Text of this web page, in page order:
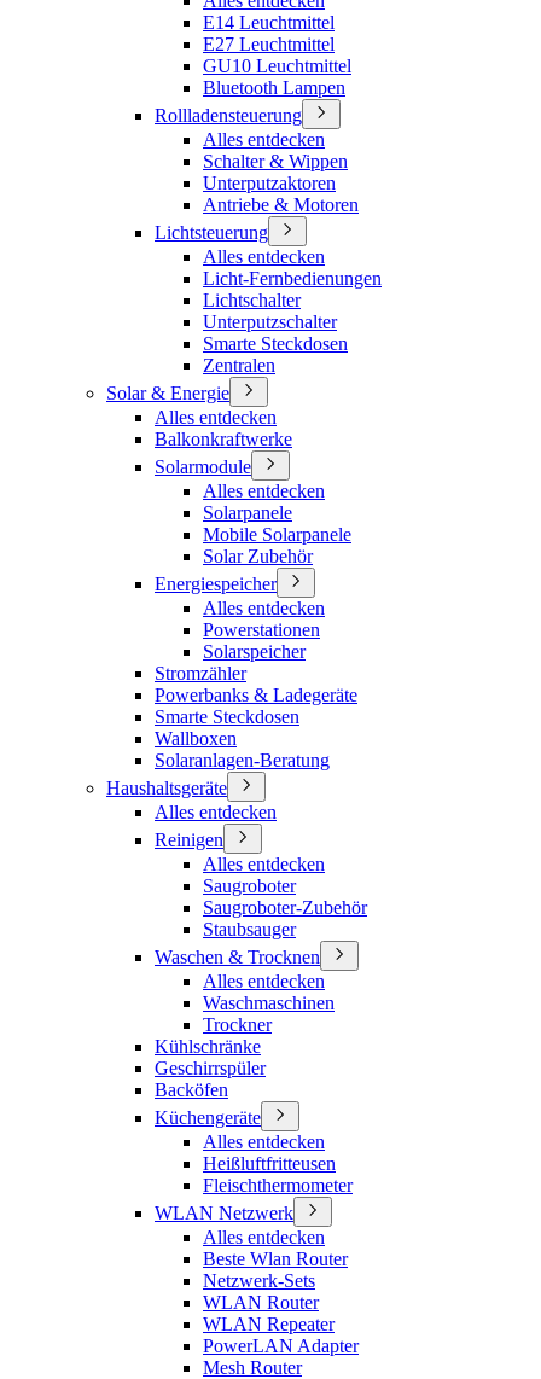
E14 Leuchtmittel
E27 Leuchtmittel
GU10 Leuchtmittel
Bluetooth Lampen
Rollladensteuerung
Alles entdecken
Schalter & Wippen
Unterputzaktoren
Antriebe & Motoren
Lichtsteuerung
Alles entdecken
Licht-Fernbedienungen
Lichtschalter
Unterputzschalter
Smarte Steckdosen
Zentralen
Solar & Energie
Alles entdecken
Balkonkraftwerke
Solarmodule
Alles entdecken
Solarpanele
Mobile Solarpanele
Solar Zubehör
Energiespeicher
Alles entdecken
Powerstationen
Solarspeicher
Stromzähler
Powerbanks & Ladegeräte
Smarte Steckdosen
Wallboxen
Solaranlagen-Beratung
Haushaltsgeräte
Alles entdecken
Reinigen
Alles entdecken
Saugroboter
Saugroboter-Zubehör
Staubsauger
Waschen & Trocknen
Alles entdecken
Waschmaschinen
Trockner
Kühlschränke
Geschirrspüler
Backöfen
Küchengeräte
Alles entdecken
Heißluftfritteusen
Fleischthermometer
WLAN Netzwerk
Alles entdecken
Beste Wlan Router
Netzwerk-Sets
WLAN Router
WLAN Repeater
PowerLAN Adapter
Mesh Router